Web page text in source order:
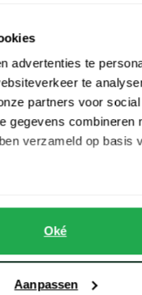
advertenties te
te
partners voor
gegevens combineren
verzameld op basis
Oké
Aanpassen
comfort? Of liever
met de
kasjmier en
scala aan variatie.
en zwart. Maar voor
olijfgroen en
een frissere tint?
wit, lichtblauw en